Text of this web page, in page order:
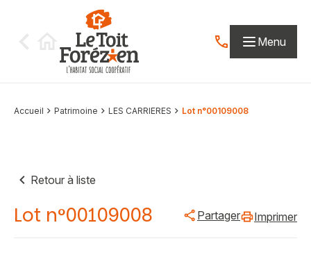
Contactez-nous
Menu
Accueil Patrimoine LES CARRIERES Lot n°00109008
Retour à liste
Lot n°00109008 Partager Imprimer